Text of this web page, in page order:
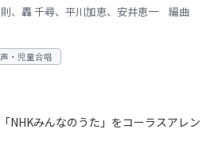
、轟 千尋、平川加恵、安井恵一 編曲
・児童合唱
NHKみんなのうた」をコーラスアレン